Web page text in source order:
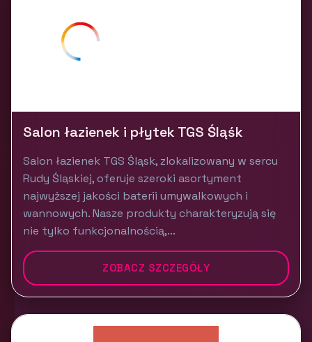
Salon łazienek i płytek TGS Śląśk
Salon łazienek TGS Śląsk, zlokalizowany w sercu
Rudy Śląskiej, oferuje szeroki asortyment
najwyższej jakości baterii umywalkowych i
wannowych. Nasze produkty charakteryzują się
nie tylko funkcjonalnością,...
ZOBACZ SZCZEGÓŁY